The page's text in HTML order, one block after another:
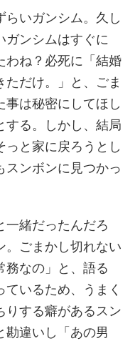
いガンシム。久し
ンシムはすぐに
わね？必死に「結婚
だけ。」と、ごま
は秘密にしてほし
する。しかし、結局
と家に戻ろうとし
ンボンに見つかっ
一緒だったんだろ
。ごまかし切れない
務なの」と、語る
いるため、うまく
りする癖があるスン
勘違いし「あの男